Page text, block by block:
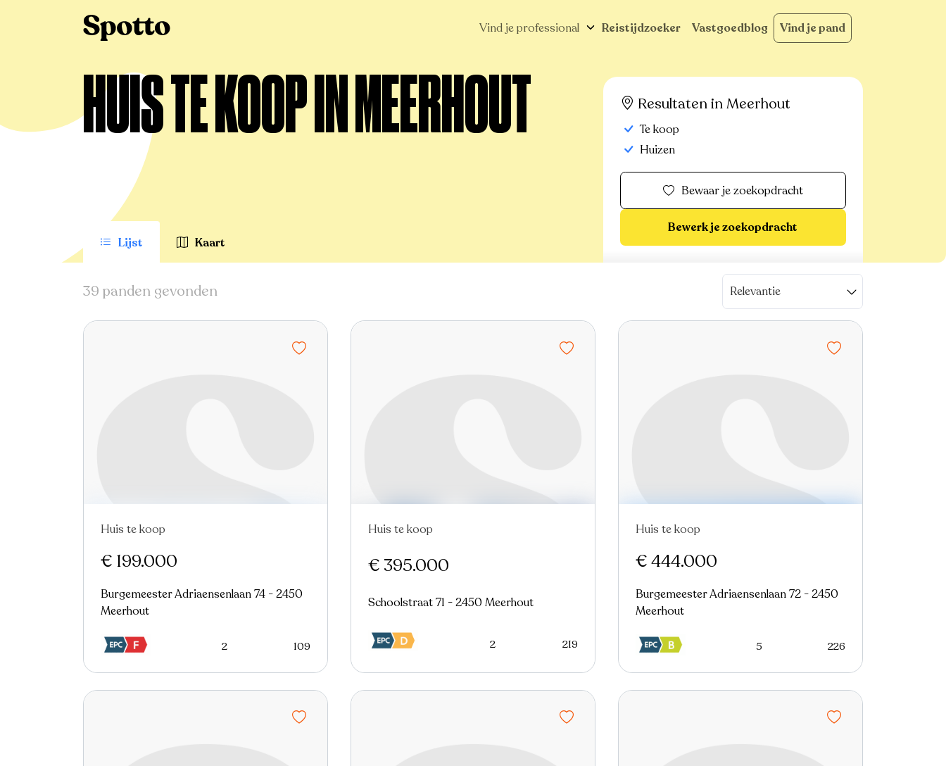
Vind je professional Reistijdzoeker Vastgoedblog Vind je pand
HUIS TE KOOP IN MEERHOUT
Lijst Kaart
Resultaten in Meerhout
Te koop
Huizen
Bewaar je zoekopdracht
Bewerk je zoekopdracht
39 panden gevonden Relevantie
Nieuw
Huis te koop
€ 199.000
Burgemeester Adriaensenlaan 74 - 2450
Meerhout
2 109
Huis te koop
€ 395.000
Schoolstraat 71 - 2450 Meerhout
2 219
Huis te koop
€ 444.000
Burgemeester Adriaensenlaan 72 - 2450
Meerhout
5 226